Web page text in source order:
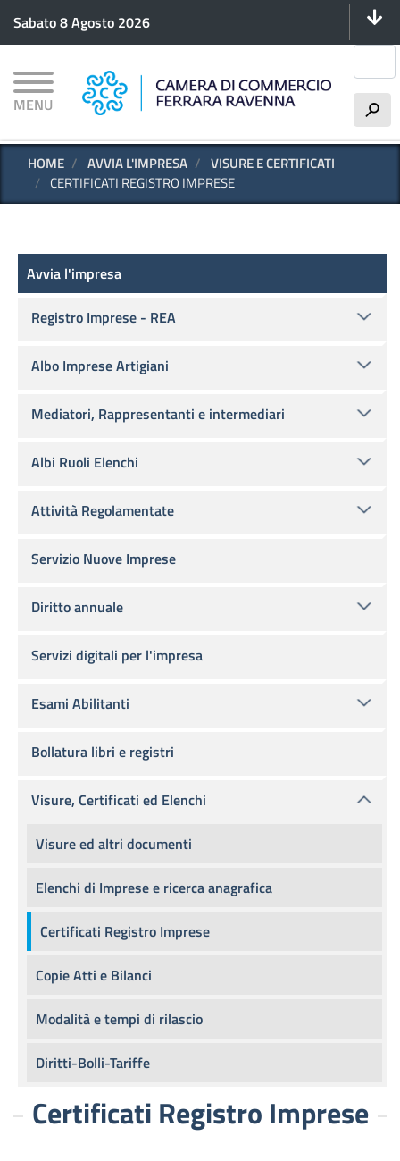
principale
Sabato 8 Agosto 2026
MENU h
HOME AVVIA L'IMPRESA
VISURE E CERTIFICATI
CERTIFICATI REGISTRO IMPRESE
Certificati Registro Imprese
Avvia l'impresa
Avvia l'impresa
Registro Imprese - REA
Albo Imprese Artigiani
Mediatori, Rappresentanti e intermediari
Albi Ruoli Elenchi
Attività Regolamentate
Servizio Nuove Imprese
Diritto annuale
Servizi digitali per l'impresa
Esami Abilitanti
Bollatura libri e registri
Visure, Certificati ed Elenchi
Visure ed altri documenti
Elenchi di Imprese e ricerca anagrafica
Certificati Registro Imprese
Copie Atti e Bilanci
Modalità e tempi di rilascio
Diritti-Bolli-Tariffe